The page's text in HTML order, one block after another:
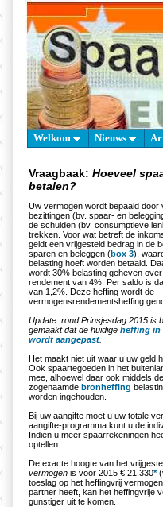
Welkom Nieuws
Vraagbaak: Hoeveel
betalen?
Uw vermogen wordt bepaald door
bezittingen (bv. spaar- en
de schulden (bv. consumptieve
trekken. Voor wat betreft de
geldt een vrijgesteld bedrag in de
sparen en beleggen (box 3),
belasting hoeft worden betaald.
wordt 30% belasting geheven
rendement van 4%. Per saldo is
van 1,2%. Deze heffing wordt de
vermogensrendementsheffing
Update: rond Prinsjesdag 2015 is
gemaakt dat de huidige heffing in
wordt aangepast
Het maakt niet uit waar u uw geld
Ook spaartegoeden in het
mee, alhoewel daar ook middels de
zogenaamde bronheffing
worden ingehouden.
Bij uw aangifte moet u uw totale
aangifte-programma kunt u de
Indien u meer spaarrekeningen
optellen.
De exacte hoogte van het
vermogen is voor 2015 € 21.330*
toeslag op het heffingvrij
partner heeft, kan het heffingvrije
gunstiger uit te komen.